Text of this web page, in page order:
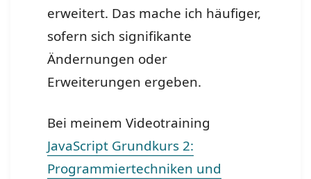
erweitert. Das mache ich häufiger,
sofern sich signifikante
Ändernungen oder
Erweiterungen ergeben.
Bei meinem Videotraining
JavaScript Grundkurs 2:
Programmiertechniken und